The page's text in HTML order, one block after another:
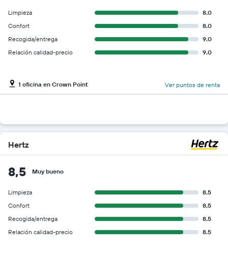
Limpieza
8.0
Confort
8.0
Recogida/entrega
9.0
Relación calidad-precio
9.0
1 oficina en Crown Point Ver puntos de renta
Hertz
8,5 Muy bueno
Limpieza
8.5
Confort
8.5
Recogida/entrega
8.5
Relación calidad-precio
8.5